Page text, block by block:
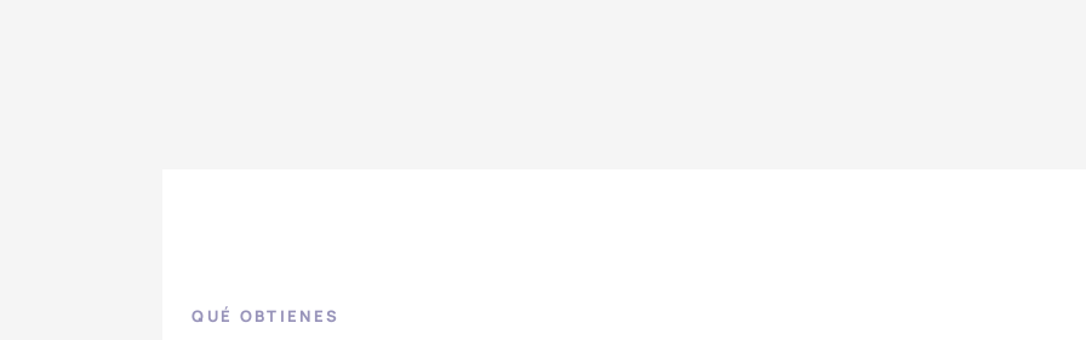
QUÉ OBTIENES